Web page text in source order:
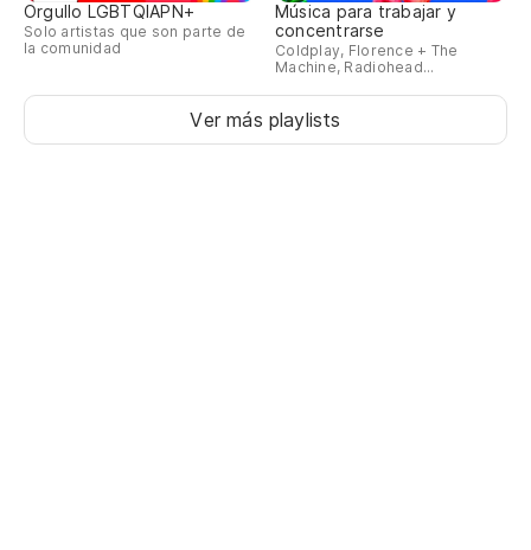
Orgullo LGBTQIAPN+
Solo artistas que son parte de
la comunidad
Música para trabajar y
concentrarse
Coldplay, Florence + The
Machine, Radiohead...
Ver más playlists